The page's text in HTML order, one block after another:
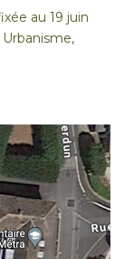
au 19 juin